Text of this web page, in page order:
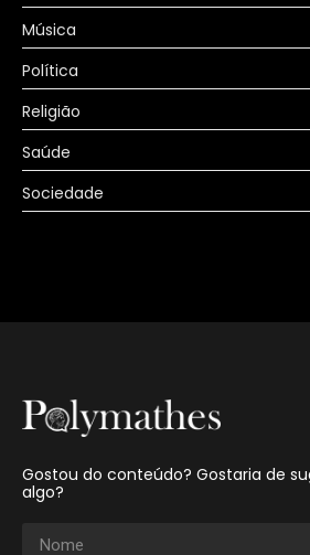
Música
Política
Religião
Saúde
Sociedade
Gostou do conteúdo? Gostaria de
algo?